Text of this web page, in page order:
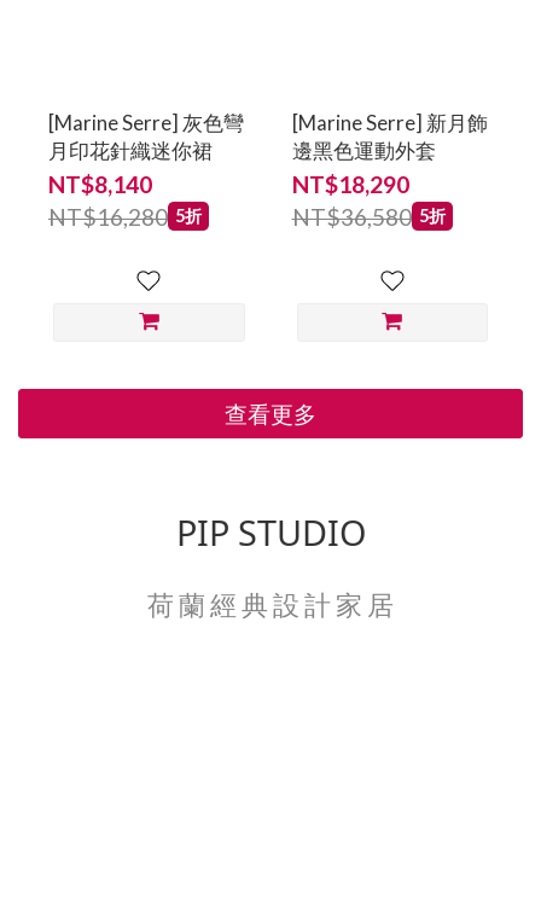
[Marine Serre] 灰色彎
月印花針織迷你裙
NT$8,140
NT$16,280 5折
[Marine Serre] 新月飾
邊黑色運動外套
NT$18,290
NT$36,580 5折
查看更多
PIP STUDIO
荷 蘭 經 典 設 計 家 居